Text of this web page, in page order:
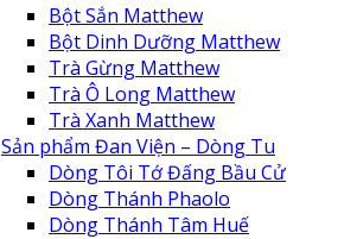
Bột Sắn Matthew
Bột Dinh Dưỡng Matthew
Trà Gừng Matthew
Trà Ô Long Matthew
Trà Xanh Matthew
Sản phẩm Đan Viện – Dòng Tu
Dòng Tôi Tớ Đấng Bầu Cử
Dòng Thánh Phaolo
Dòng Thánh Tâm Huế